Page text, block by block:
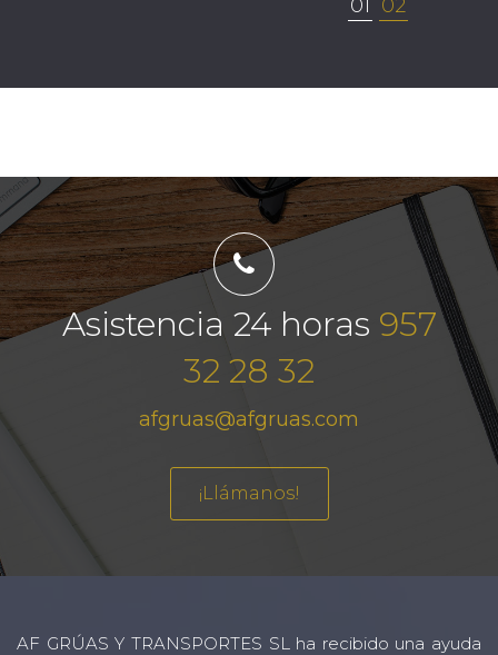
01 02
Asistencia 24 horas 957
32 28 32
afgruas@afgruas.com
¡Llámanos!
AF GRÚAS Y TRANSPORTES SL ha recibido una ayuda